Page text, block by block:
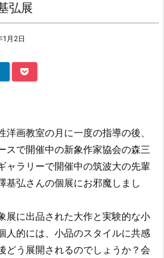
弘展
1月2日
画教室の月に一度の指導の後、
スで開催中の新象作家協会の森三
ャラリーで開催中の筑波大の先輩
基弘さんの個展にお邪魔しまし
展に出品された大作と実験的な小
人的には、小品のスタイルに共感
どう展開されるのでしょうか？会